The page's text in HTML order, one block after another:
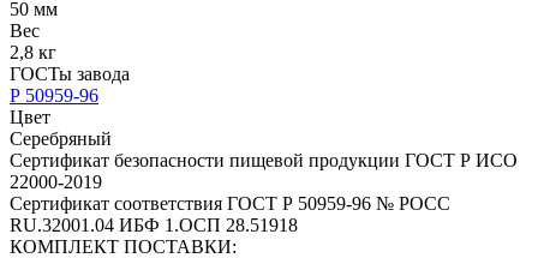
50 мм
Вес
2,8 кг
ГОСТы завода
Р 50959-96
Цвет
Серебряный
Сертификат безопасности пищевой продукции ГОСТ Р ИСО
22000-2019
Сертификат соответствия ГОСТ Р 50959-96 № РОСС
RU.32001.04 ИБФ 1.ОСП 28.51918
КОМПЛЕКТ ПОСТАВКИ: